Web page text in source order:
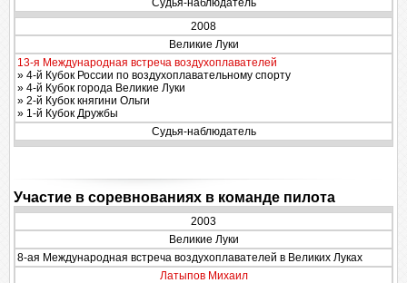
Судья-наблюдатель
2008
Великие Луки
13-я Международная встреча воздухоплавателей
» 4-й Кубок России по воздухоплавательному спорту
» 4-й Кубок города Великие Луки
» 2-й Кубок княгини Ольги
» 1-й Кубок Дружбы
Судья-наблюдатель
Участие в соревнованиях в команде пилота
2003
Великие Луки
8-ая Международная встреча воздухоплавателей в Великих Луках
Латыпов Михаил